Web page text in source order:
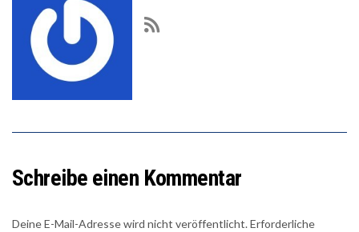
Schreibe einen Kommentar
Deine E-Mail-Adresse wird nicht veröffentlicht.Erforderliche